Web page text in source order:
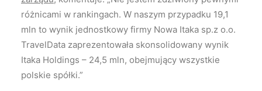
różnicami w rankingach. W naszym przypadku 19,1
mln to wynik jednostkowy firmy Nowa Itaka sp.z o.o.
TravelData zaprezentowała skonsolidowany wynik
Itaka Holdings – 24,5 mln, obejmujący wszystkie
polskie spółki.”